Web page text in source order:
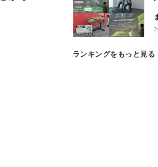
ランキングをもっと見る